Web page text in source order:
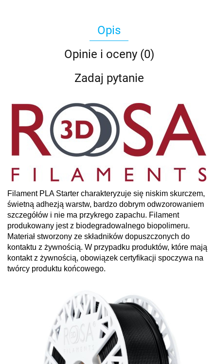
Opis
Opinie i oceny (0)
Zadaj pytanie
Filament PLA Starter charakteryzuje się niskim skurczem,
świetną adhezją warstw, bardzo dobrym odwzorowaniem
szczegółów i nie ma przykrego zapachu. Filament
produkowany jest z biodegradowalnego biopolimeru.
Materiał stworzony ze składników dopuszczonych do
kontaktu z żywnością. W przypadku produktów, które mają
kontakt z żywnością, obowiązek certyfikacji spoczywa na
twórcy produktu końcowego.